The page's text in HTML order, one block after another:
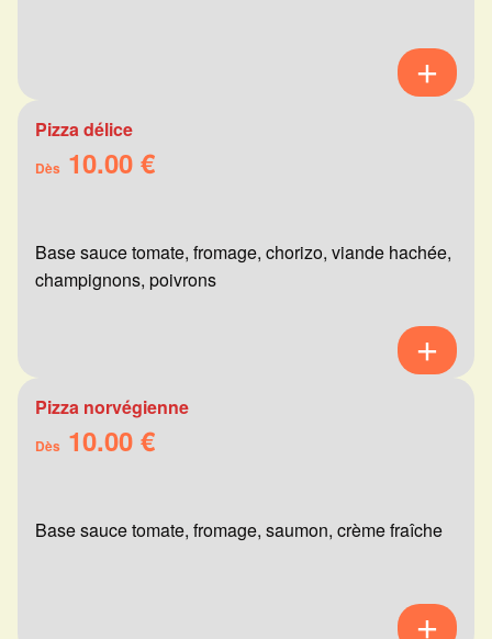
Pizza délice
Dès 10.00 €
Base sauce tomate, fromage, chorizo, viande hachée,
champignons, poivrons
Pizza norvégienne
Dès 10.00 €
Base sauce tomate, fromage, saumon, crème fraîche